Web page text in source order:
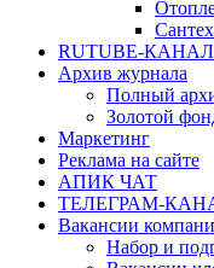
RUTUBE-
Архив журнала
Полный
Золотой
Маркетинг
Реклама на сайте
АПИК ЧАТ
ТЕЛЕГРАМ-
Вакансии
Набор и